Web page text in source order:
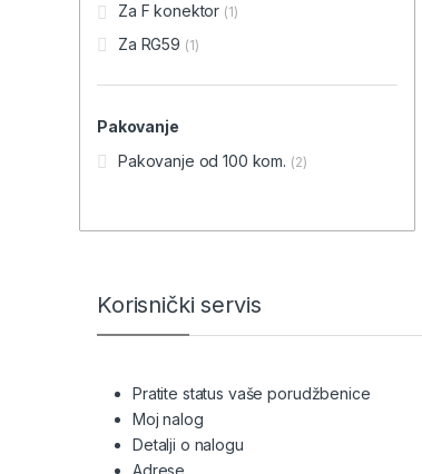
Za F konektor (1)
Za RG59 (1)
Pakovanje
Pakovanje od 100 kom. (2)
Brands Carousel
Korisnički servis
Pratite status vaše porudžbenice
Moj nalog
Detalji o nalogu
Adrese